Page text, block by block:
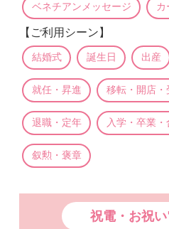
ベネチアンメッセージ
【ご利用シーン】
結婚式 誕生日 出産
就任・昇進 移転・開店・
退職・定年 入学・卒業
叙勲・褒章
祝電・お祝